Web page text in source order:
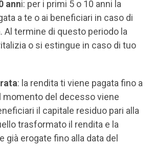
anni: per i primi 5 o 10 anni la
a te o ai beneficiari in caso di
Al termine di questo periodo la
o si estingue in caso di tuo
: la rendita ti viene pagata fino a
momento del decesso viene
il capitale residuo pari alla
trasformato il rendita e la
già erogate fino alla data del